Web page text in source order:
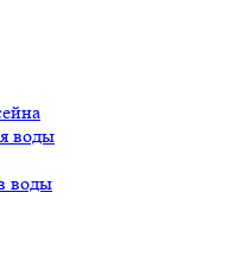
воды
воды